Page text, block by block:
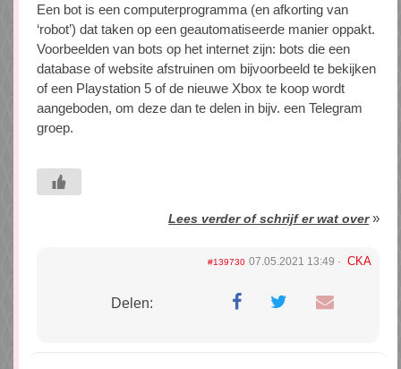
Een bot is een computerprogramma (en afkorting van
‘robot’) dat taken op een geautomatiseerde manier oppakt.
Voorbeelden van bots op het internet zijn: bots die een
database of website afstruinen om bijvoorbeeld te bekijken
of een Playstation 5 of de nieuwe Xbox te koop wordt
aangeboden, om deze dan te delen in bijv. een Telegram
groep.
Lees verder of schrijf er wat over»
#139730 07.05.2021 13:49 CKA
Delen: